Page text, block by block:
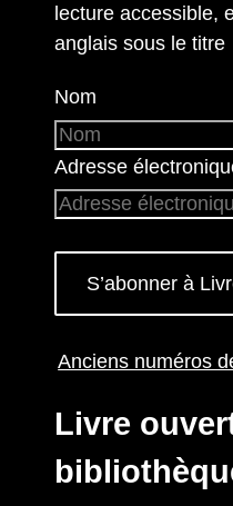
lecture accessible,
anglais sous le titre
Nom
Adresse
S’abonner à
Anciens numéros
Livre